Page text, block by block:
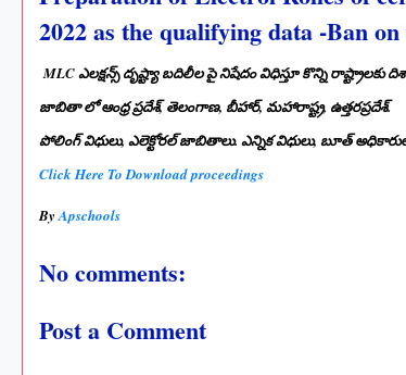
2022 as the qualifying data -Ban
MLC ఎలక్షన్స్ దృష్ట్యా బదిలీల పై నిషేదం విధిస్తూ కొన్ని
జాబితా లో ఆంధ్ర ప్రదేశ్, తెలంగాణ, బీహార్, మహారాష్ట్ర, ఉత్తరప్రదేశ్.
పోలింగ్ విధులు, ఎలెక్టోరల్ జాబితాలు. ఎన్నిక విధులు, బూత్
Click Here To Download proceedings
ByApschools
No comments:
Post a Comment